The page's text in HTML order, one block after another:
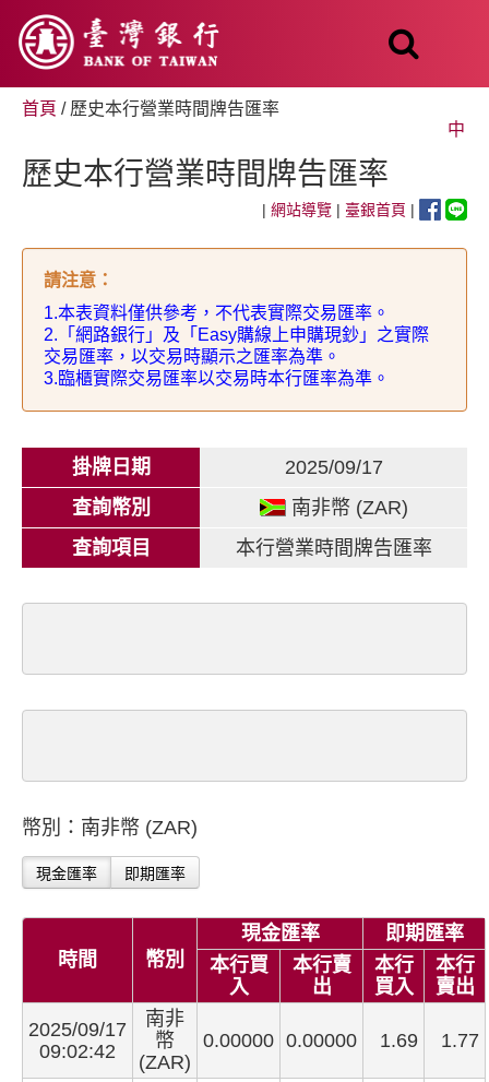
跳
至
主
要
內
容
中
首頁 / 歷史本行營業時間牌告匯率
歷史本行營業時間牌告匯率
| 網站導覽 | 臺銀首頁 |
請注意 ：
1.本表資料僅供參考，不代表實際交易匯率。
2. 「網路銀行」及「 Easy購線上申購現鈔」之實際
交易匯率，以交易時顯示之匯率為準。
3.臨櫃實際交易匯率以交易時本行匯率為準。
掛牌日期
2025/09/17
查詢幣別
南非幣 (ZAR)
查詢項目
本行營業時間牌告匯率
幣別：南非幣 (ZAR)
現金匯率 即期匯率
時間 幣別
現金匯率
即期匯率
本行買
入
本行賣
出
本行
買入
本行
賣出
2025/09/17
09:02:42
南非
幣
(ZAR)
0.00000 0.00000 1.69 1.77